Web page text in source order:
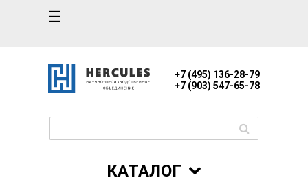
☰
+7 (495) 136-28-79
+7 (903) 547-65-78
КАТАЛОГ